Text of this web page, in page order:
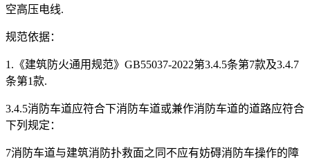
空高压电线.
规范依据：
1.《建筑防火通用规范》GB55037-2022第3.4.5条第7款及3.4.7
条第1款.
3.4.5消防车道应符合下消防车道或兼作消防车道的道路应符合
下列规定：
7消防车道与建筑消防扑救面之同不应有妨碍消防车操作的障